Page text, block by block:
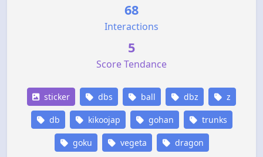
68
Interactions
5
Score Tendance
sticker dbs ball dbz z
db kikoojap gohan trunks
goku vegeta dragon